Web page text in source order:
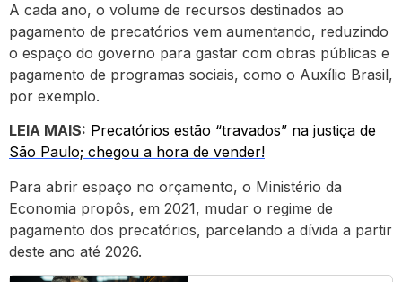
A cada ano, o volume de recursos destinados ao
pagamento de precatórios vem aumentando, reduzindo
o espaço do governo para gastar com obras públicas e
pagamento de programas sociais, como o Auxílio Brasil,
por exemplo.
LEIA MAIS: Precatórios estão “travados” na justiça de
São Paulo; chegou a hora de vender!
Para abrir espaço no orçamento, o Ministério da
Economia propôs, em 2021, mudar o regime de
pagamento dos precatórios, parcelando a dívida a partir
deste ano até 2026.